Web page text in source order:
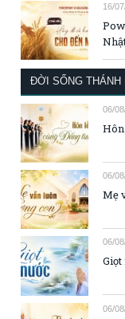
16/
ĐỜI SỐNG THÁNH
06/
06/
Mẹ
06/
06/